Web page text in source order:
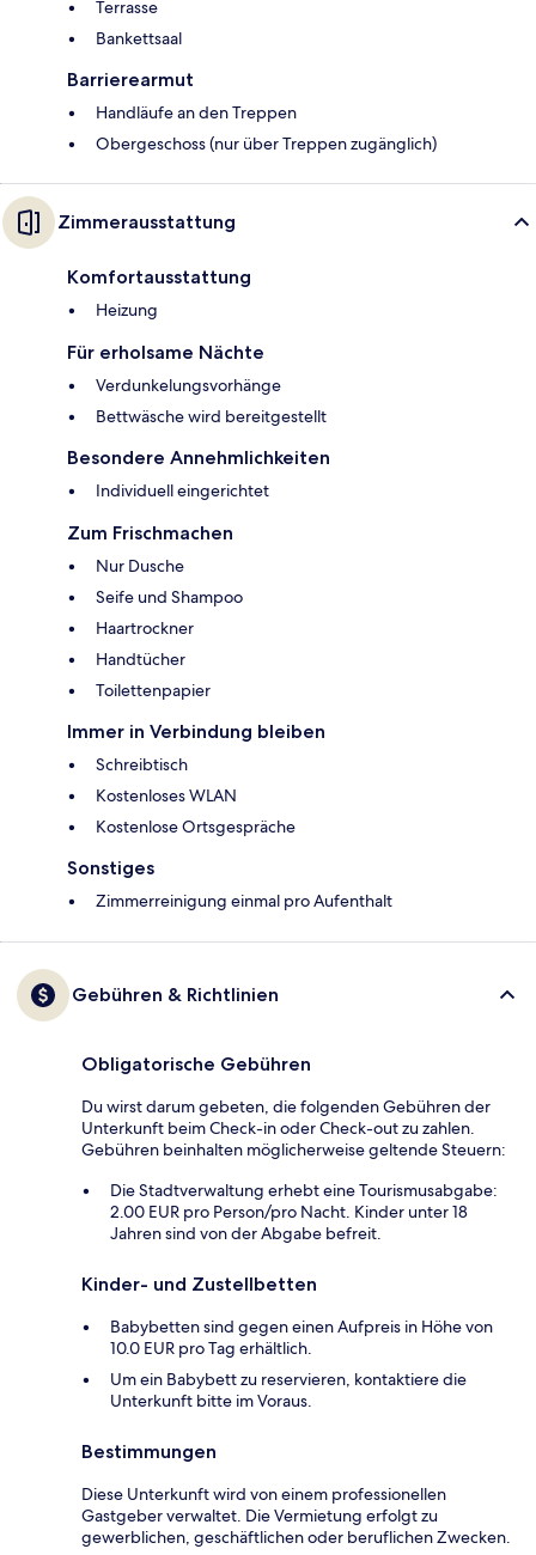
Terrasse
Bankettsaal
Barrierearmut
Handläufe an den Treppen
Obergeschoss (nur über Treppen zugänglich)
Zimmerausstattung
Komfortausstattung
Heizung
Für erholsame Nächte
Verdunkelungsvorhänge
Bettwäsche wird bereitgestellt
Besondere Annehmlichkeiten
Individuell eingerichtet
Zum Frischmachen
Nur Dusche
Seife und Shampoo
Haartrockner
Handtücher
Toilettenpapier
Immer in Verbindung bleiben
Schreibtisch
Kostenloses WLAN
Kostenlose Ortsgespräche
Sonstiges
Zimmerreinigung einmal pro Aufenthalt
Gebühren & Richtlinien
Obligatorische Gebühren
Du wirst darum gebeten, die folgenden Gebühren der
Unterkunft beim Check-in oder Check-out zu zahlen.
Gebühren beinhalten möglicherweise geltende Steuern:
Die Stadtverwaltung erhebt eine Tourismusabgabe:
2.00 EUR pro Person/pro Nacht. Kinder unter 18
Jahren sind von der Abgabe befreit.
Kinder- und Zustellbetten
Babybetten sind gegen einen Aufpreis in Höhe von
10.0 EUR pro Tag erhältlich.
Um ein Babybett zu reservieren, kontaktiere die
Unterkunft bitte im Voraus.
Bestimmungen
Diese Unterkunft wird von einem professionellen
Gastgeber verwaltet. Die Vermietung erfolgt zu
gewerblichen, geschäftlichen oder beruflichen Zwecken.